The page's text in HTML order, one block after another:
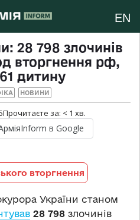
EN
28 798 злочинів
вторгнення рф,
дитину
НОВИНИ
Прочитаєте за: < 1 хв.
в Google
вторгнення
України станом
28 798 злочинів